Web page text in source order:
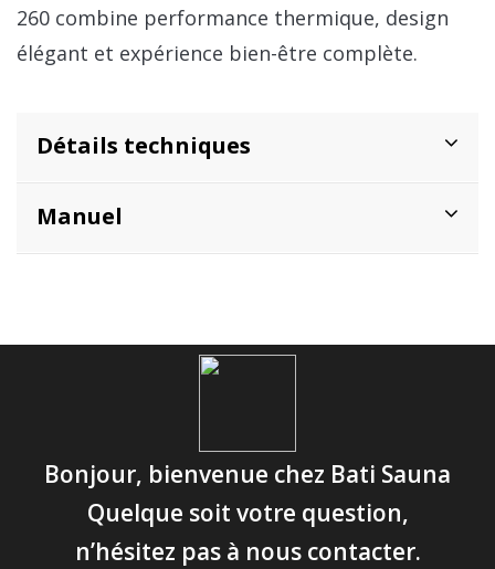
260 combine performance thermique, design
élégant et expérience bien-être complète.
Détails techniques
Manuel
Bonjour, bienvenue chez Bati Sauna
Quelque soit votre question,
n’hésitez pas à nous contacter.